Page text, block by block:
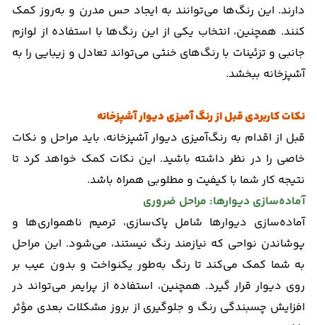
دارند. این رنگ‌ها می‌توانند به ایجاد حس مدرن و به‌روز کمک
کنند. همچنین، انتخاب یکی از این رنگ‌ها با استفاده از لوازم
جانبی و تزئینات با رنگ‌های خنثی می‌تواند تعادل و زیبایی را به
آشپزخانه ببخشد.
نکات کاربردی قبل از رنگ‌ آمیزی دیوار آشپزخانه
قبل از اقدام به رنگ‌آمیزی دیوار آشپزخانه، باید مراحل و نکات
خاصی را در نظر داشته باشید. این نکات کمک خواهد کرد تا
نتیجه کار شما با کیفیت و مطلوبی همراه باشد.
آماده‌سازی دیوارها: مراحل ضروری
آماده‌سازی دیوارها شامل پاک‌سازی، ترمیم ناهمواری‌ها و
پوشاندن نواحی که نیازمند رنگ نیستند، می‌شود. این مراحل
به شما کمک می‌کند تا رنگ به‌طور یکنواخت و بدون عیب بر
روی دیوار قرار گیرد. همچنین، استفاده از پرایمر می‌تواند در
افزایش چسبندگی رنگ و جلوگیری از بروز مشکلات بعدی مؤثر